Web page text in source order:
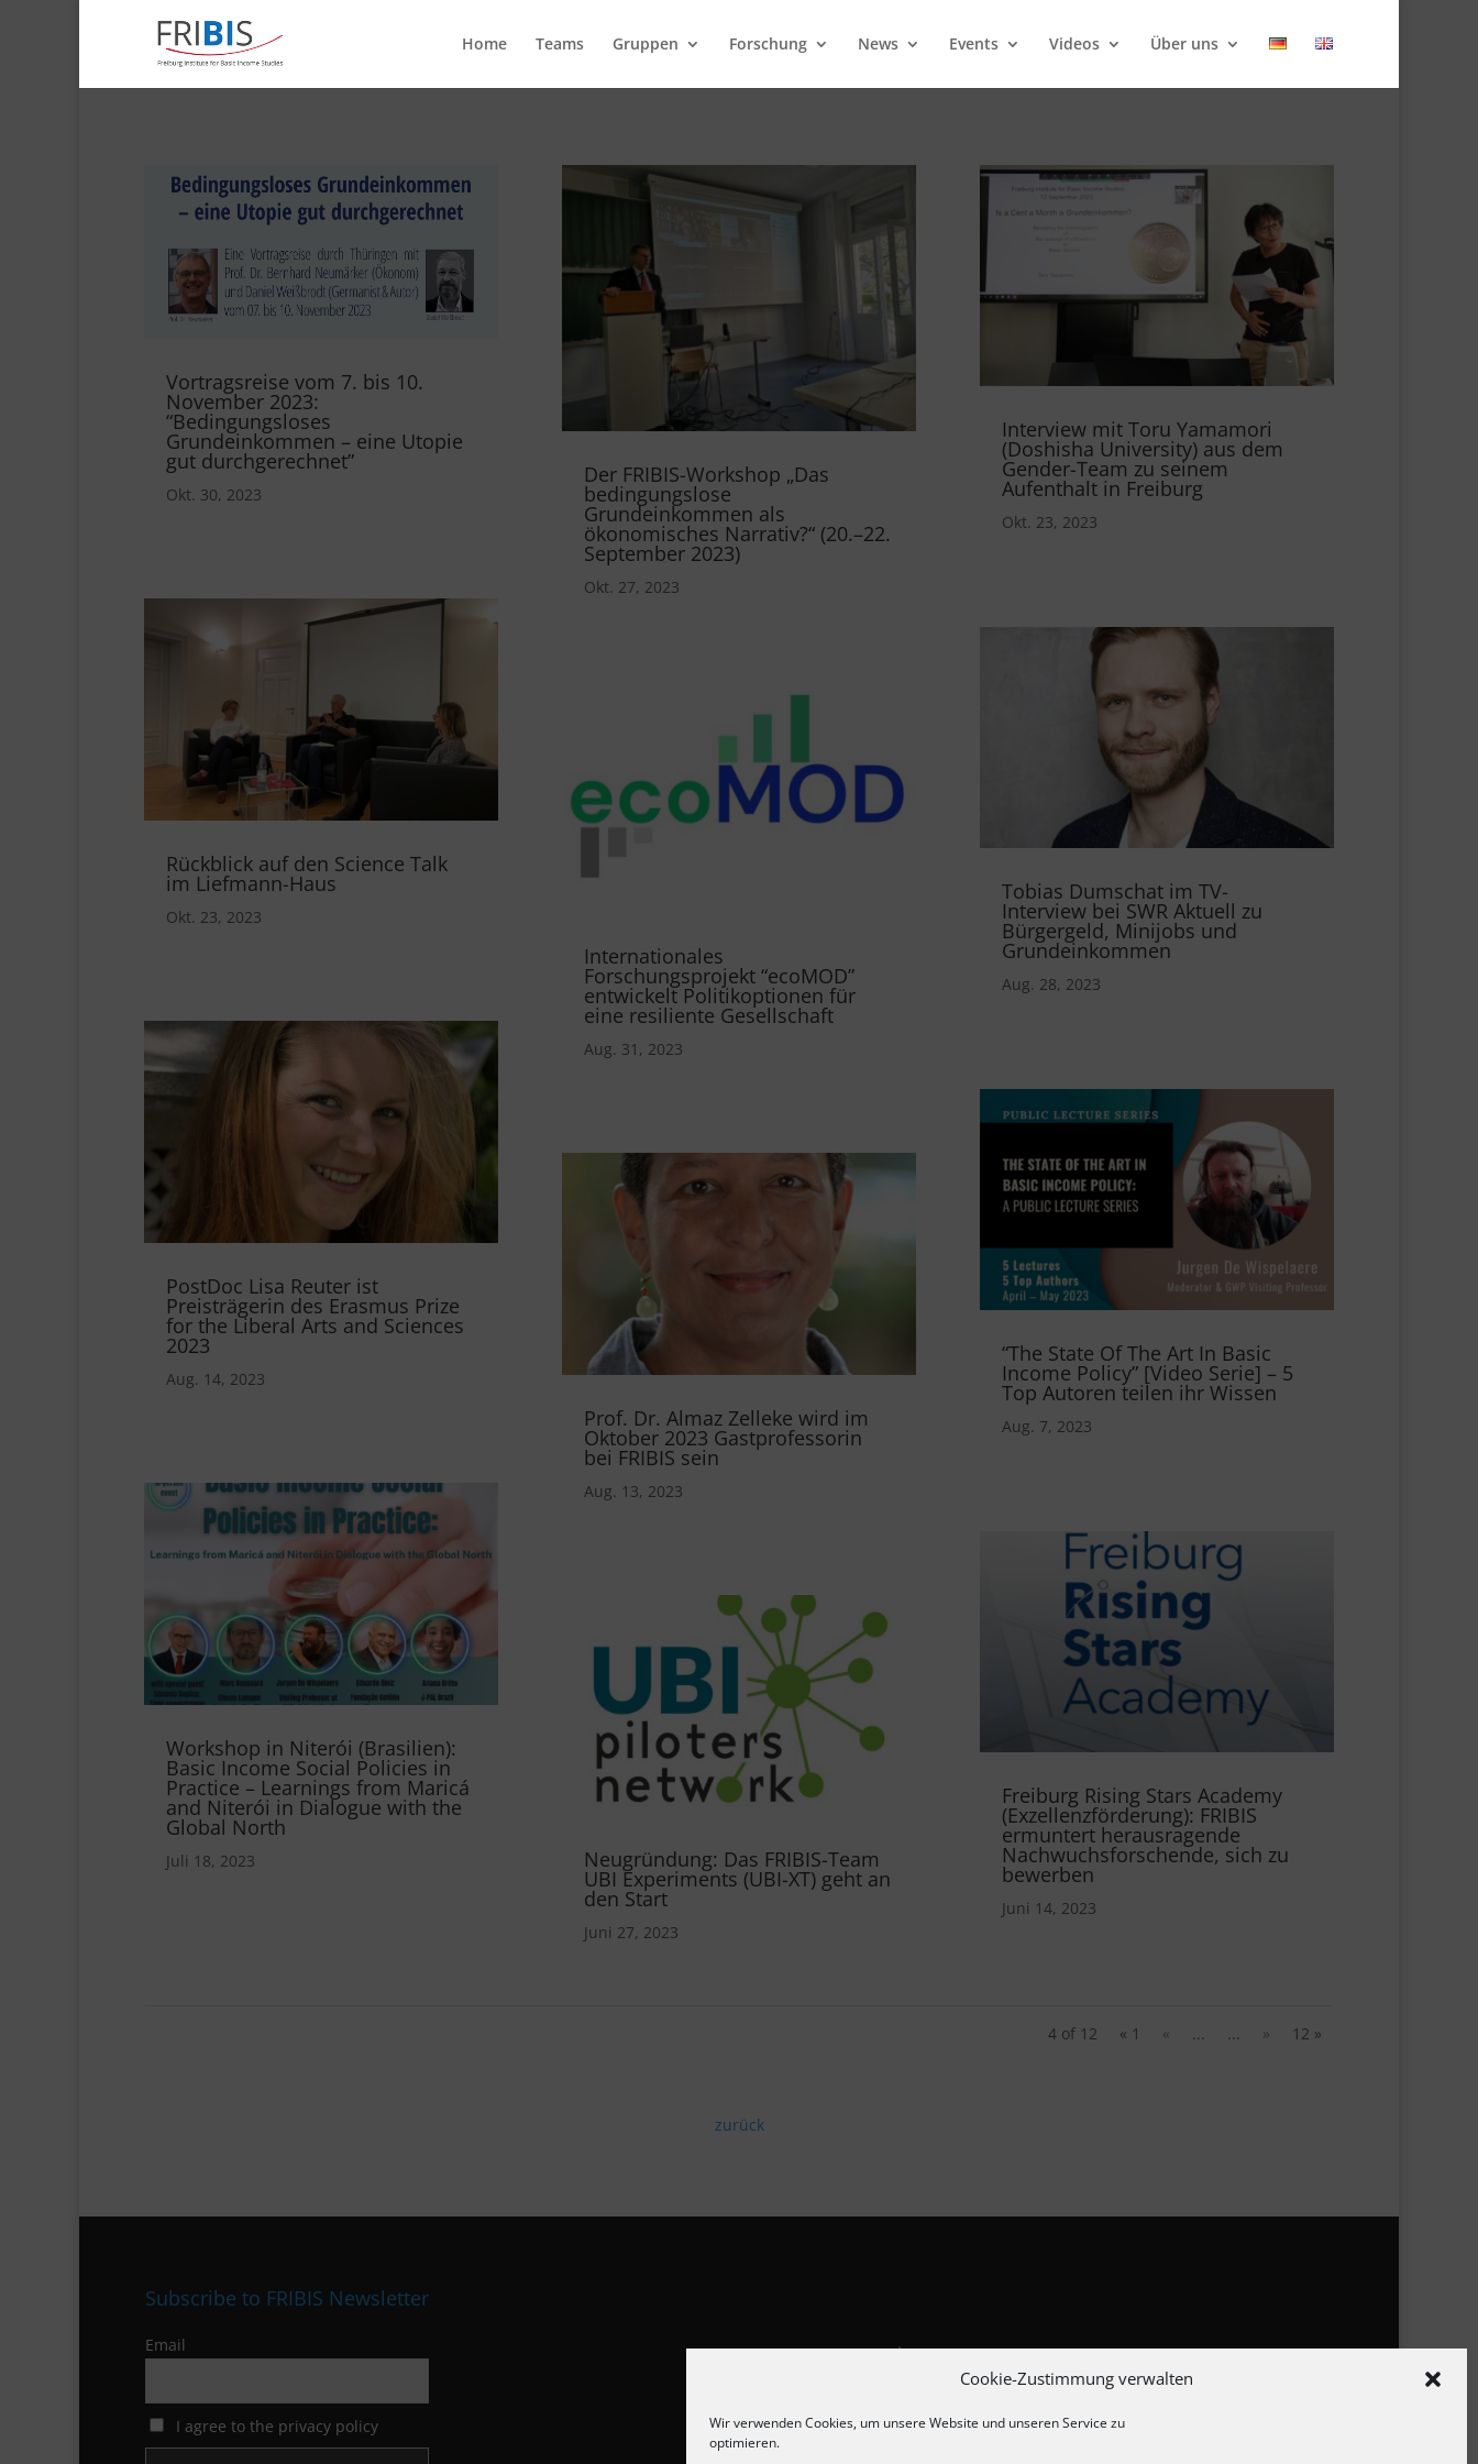
Cookie-Zustimmung verwalten
Wir verwenden Cookies, um unsere Website und unseren Service zu
optimieren.
Home Teams Gruppen Forschung News Events Videos Über uns
Vortragsreise vom 7. bis 10.
November 2023:
“Bedingungsloses
Grundeinkommen – eine Utopie
gut durchgerechnet”
Okt. 30, 2023
Rückblick auf den Science Talk
im Liefmann-Haus
Okt. 23, 2023
PostDoc Lisa Reuter ist
Preisträgerin des Erasmus Prize
for the Liberal Arts and Sciences
2023
Aug. 14, 2023
Workshop in Niterói (Brasilien):
Basic Income Social Policies in
Practice – Learnings from Maricá
and Niterói in Dialogue with the
Global North
Juli 18, 2023
Der FRIBIS-Workshop „Das
bedingungslose
Grundeinkommen als
ökonomisches Narrativ?“ (20.–22.
September 2023)
Okt. 27, 2023
Internationales
Forschungsprojekt “ecoMOD”
entwickelt Politikoptionen für
eine resiliente Gesellschaft
Aug. 31, 2023
Prof. Dr. Almaz Zelleke wird im
Oktober 2023 Gastprofessorin
bei FRIBIS sein
Aug. 13, 2023
Neugründung: Das FRIBIS-Team
UBI Experiments (UBI-XT) geht an
den Start
Juni 27, 2023
Interview mit Toru Yamamori
(Doshisha University) aus dem
Gender-Team zu seinem
Aufenthalt in Freiburg
Okt. 23, 2023
Tobias Dumschat im TV-
Interview bei SWR Aktuell zu
Bürgergeld, Minijobs und
Grundeinkommen
Aug. 28, 2023
“The State Of The Art In Basic
Income Policy” [Video Serie] – 5
Top Autoren teilen ihr Wissen
Aug. 7, 2023
Freiburg Rising Stars Academy
(Exzellenzförderung): FRIBIS
ermuntert herausragende
Nachwuchsforschende, sich zu
bewerben
Juni 14, 2023
4 of 12 « 1 « ... ... » 12 »
zurück
Subscribe to FRIBIS Newsletter
Email
I agree to the privacy policy
Impressum
Datenschutzerklärung